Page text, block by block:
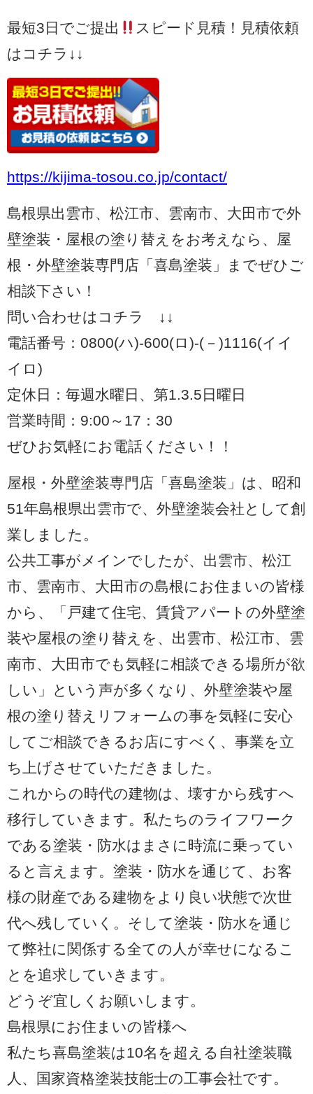
最短3日でご提出
スピード見積！見積依頼
はコチラ↓↓
https://kijima-tosou.co.jp/contact/
島根県出雲市、松江市、雲南市、大田市で外
壁塗装・屋根の塗り替えをお考えなら、屋
根・外壁塗装専門店「喜島塗装」までぜひご
相談下さい！
問い合わせはコチラ ↓↓
電話番号：0800(ハ)-600(ロ)-(－)1116(イイ
イロ)
定休日：毎週水曜日、第1.3.5日曜日
営業時間：9:00～17：30
ぜひお気軽にお電話ください！！
屋根・外壁塗装専門店「喜島塗装」は、昭和
51年島根県出雲市で、外壁塗装会社として創
業しました。
公共工事がメインでしたが、出雲市、松江
市、雲南市、大田市の島根にお住まいの皆様
から、「戸建て住宅、賃貸アパートの外壁塗
装や屋根の塗り替えを、出雲市、松江市、雲
南市、大田市でも気軽に相談できる場所が欲
しい」という声が多くなり、外壁塗装や屋
根の塗り替えリフォームの事を気軽に安心
してご相談できるお店にすべく、事業を立
ち上げさせていただきました。
これからの時代の建物は、壊すから残すへ
移行していきます。私たちのライフワーク
である塗装・防水はまさに時流に乗ってい
ると言えます。塗装・防水を通じて、お客
様の財産である建物をより良い状態で次世
代へ残していく。そして塗装・防水を通じ
て弊社に関係する全ての人が幸せになるこ
とを追求していきます。
どうぞ宜しくお願いします。
島根県にお住まいの皆様へ
私たち喜島塗装は10名を超える自社塗装職
人、国家資格塗装技能士の工事会社です。